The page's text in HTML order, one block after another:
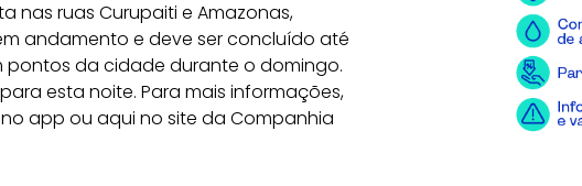
nas ruas Curupaiti e Amazonas,
andamento e deve ser concluído até
da cidade durante o domingo.
esta noite. Para mais informações,
app ou aqui no site da Companhia